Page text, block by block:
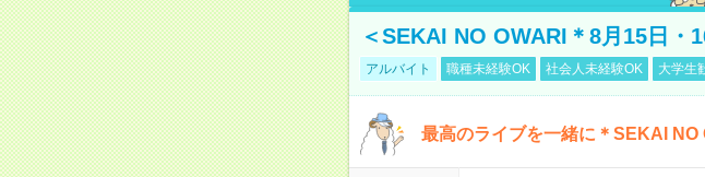
＜SEKAI NO OWARI＊8月15日・
アルバイト 職種未経験OK 社会人未経験OK 大学生
最高のライブを一緒に＊SEKAI